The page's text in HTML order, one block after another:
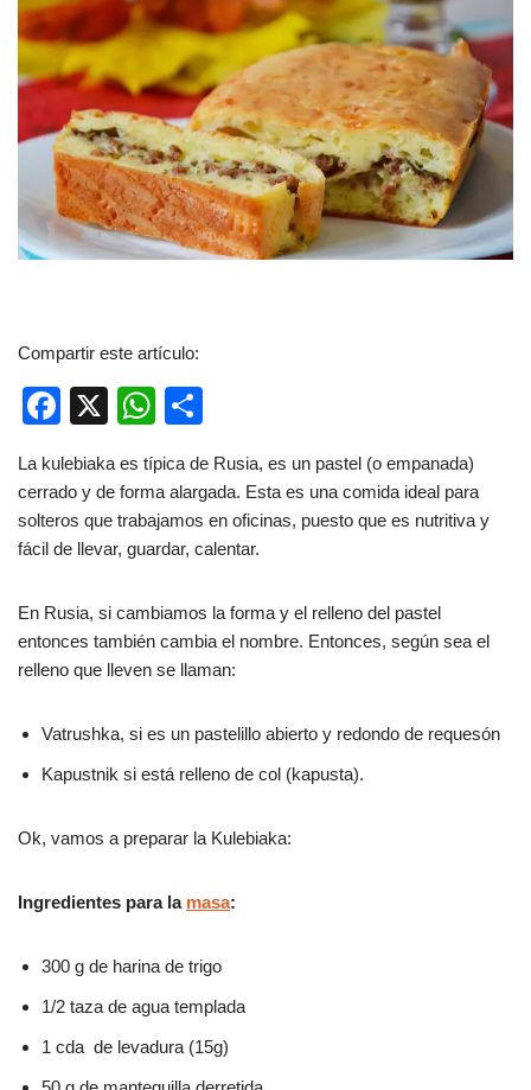
Compartir este artículo:
F
c
e
b
o
o
k
X
W
at
s
A
p
p
m
p
ar
tir
La kulebiaka es típica de Rusia, es un pastel (o empanada)
cerrado y de forma alargada. Esta es una comida ideal para
solteros que trabajamos en oficinas, puesto que es nutritiva y
fácil de llevar, guardar, calentar.
En Rusia, si cambiamos la forma y el relleno del pastel
entonces también cambia el nombre. Entonces, según sea el
relleno que lleven se llaman:
Vatrushka, si es un pastelillo abierto y redondo de requesón
Kapustnik si está relleno de col (kapusta).
Ok, vamos a preparar la Kulebiaka:
Ingredientes para la masa:
300 g de harina de trigo
1/2 taza de agua templada
1 cda de levadura (15g)